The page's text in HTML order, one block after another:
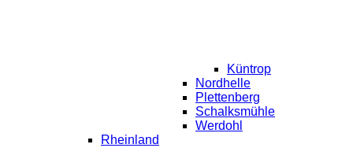
Küntrop
Nordhelle
Plettenberg
Schalksmühle
Werdohl
Rheinland